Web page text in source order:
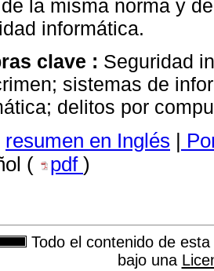
la misma norma y
informática.
clave : Seguridad
sistemas de
delitos por
resumen en Inglés |
(
pdf )
Todo el contenido de
bajo una